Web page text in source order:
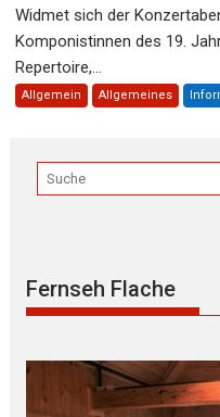
Widmet sich der
Komponistinnen des 19.
Repertoire,...
Allgemein Allgemeines
Fernseh Flache